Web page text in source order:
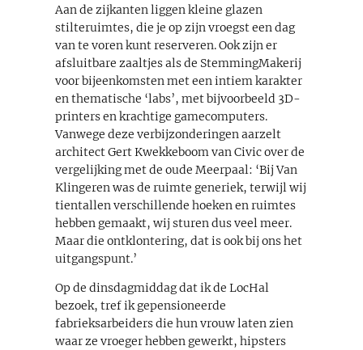
Aan de zijkanten liggen kleine glazen
stilteruimtes, die je op zijn vroegst een dag
van te voren kunt reserveren. Ook zijn er
afsluitbare zaaltjes als de StemmingMakerij
voor bijeenkomsten met een intiem karakter
en thematische ‘labs’, met bijvoorbeeld 3D-
printers en krachtige gamecomputers.
Vanwege deze verbijzonderingen aarzelt
architect Gert Kwekkeboom van Civic over de
vergelijking met de oude Meerpaal: ‘Bij Van
Klingeren was de ruimte generiek, terwijl wij
tientallen verschillende hoeken en ruimtes
hebben gemaakt, wij sturen dus veel meer.
Maar die ontklontering, dat is ook bij ons het
uitgangspunt.’
Op de dinsdagmiddag dat ik de LocHal
bezoek, tref ik gepensioneerde
fabrieksarbeiders die hun vrouw laten zien
waar ze vroeger hebben gewerkt, hipsters